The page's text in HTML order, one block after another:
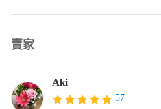
賣家
Aki
57